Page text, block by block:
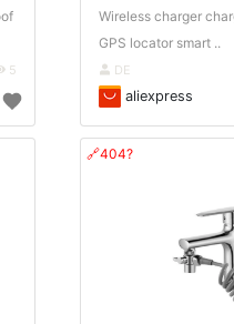
5
Wireless charger
GPS locator smart ..
DE
aliexpress
🔗404?